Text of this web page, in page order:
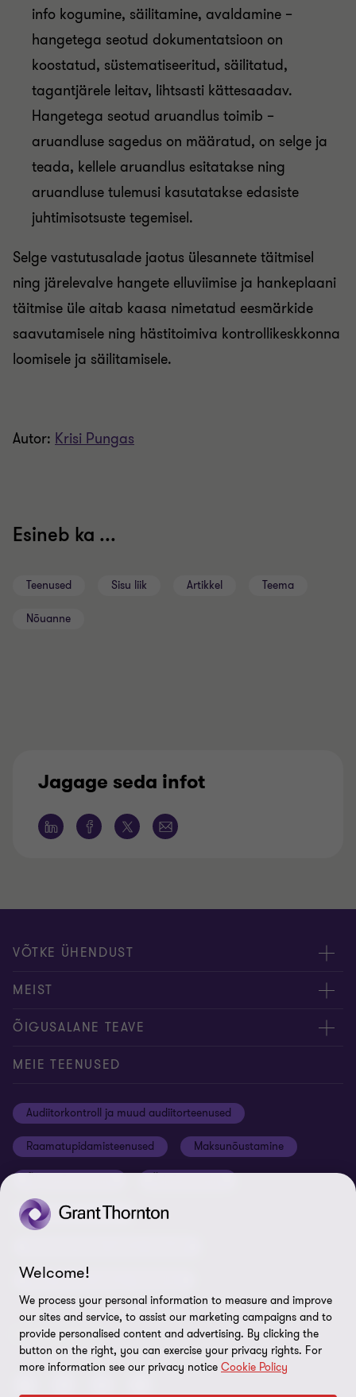
info kogumine, säilitamine, avaldamine –
hangetega seotud dokumentatsioon on
koostatud, süstematiseeritud, säilitatud,
tagantjärele leitav, lihtsasti kättesaadav.
Hangetega seotud aruandlus toimib –
aruandluse sagedus on määratud, on selge ja
teada, kellele aruandlus esitatakse ning
aruandluse tulemusi kasutatakse edasiste
juhtimisotsuste tegemisel.
Selge vastutusalade jaotus ülesannete täitmisel
ning järelevalve hangete elluviimise ja hankeplaani
täitmise üle aitab kaasa nimetatud eesmärkide
saavutamisele ning hästitoimiva kontrollikeskkonna
loomisele ja säilitamisele.
Autor: Krisi Pungas
Esineb ka ...
Teenused Sisu liik Artikkel Teema
Nõuanne
Jagage seda infot
VÕTKE ÜHENDUST
Meie töötajad
Kontakt
Grant Thornton Baltic Leedus
MEIST
Ettevõttest
Meie uudised
Karjäär
Global reach
ÕIGUSALANE TEAVE
Privaatsus
Ettevõtte rekvisiidid
Nõuded tarnijatele
Rikkumisest teavitamine
MEIE TEENUSED
Audiitorkontroll ja muud audiitorteenused
Raamatupidamisteenused Maksunõustamine
Finantsnõustamine
Personaliteenused ja värbamine
LEIDKE MEID!
Welcome!
We process your personal information to measure and improve
our sites and service, to assist our marketing campaigns and to
provide personalised content and advertising. By clicking the
button on the right, you can exercise your privacy rights. For
more information see our privacy notice Cookie Policy